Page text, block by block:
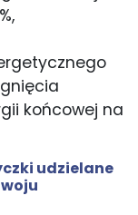
końcowej na
udzielane